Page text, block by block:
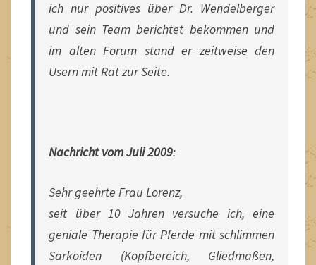
ich nur positives über Dr. Wendelberger
und sein Team berichtet bekommen und
im alten Forum stand er zeitweise den
Usern mit Rat zur Seite.
Nachricht vom Juli 2009:
Sehr geehrte Frau Lorenz,
seit über 10 Jahren versuche ich, eine
geniale Therapie für Pferde mit schlimmen
Sarkoiden (Kopfbereich, Gliedmaßen,